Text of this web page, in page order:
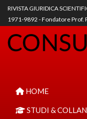
RIVISTA GIURIDICA
1971-9892 - Fondatore Prof.
HOME
STUDI &